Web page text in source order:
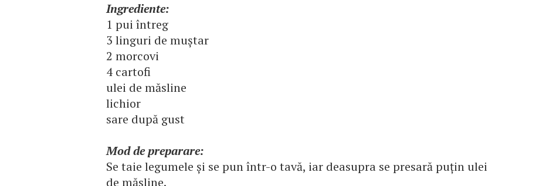
Ingrediente:
1 pui întreg
3 linguri de muştar
2 morcovi
4 cartofi
ulei de măsline
lichior
sare după gust
Mod de preparare:
Se taie legumele şi se pun într-o tavă, iar deasupra se presară puţin ulei
de măsline.